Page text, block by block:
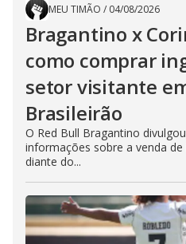
MEU TIMÃO / 04/08/2026
Bragantino x
como comprar
setor visitante
Brasileirão
O Red Bull Bragantino
informações sobre a venda
diante do...